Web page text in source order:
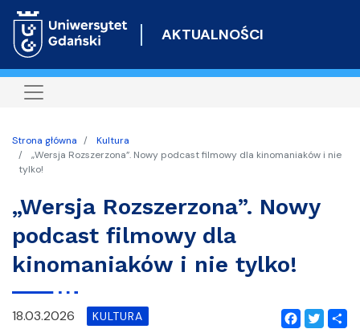
do
AKTUALNOŚCI
Strona główna
Kultura
„Wersja Rozszerzona”. Nowy podcast filmowy dla kinomaniaków i nie
tylko!
„Wersja Rozszerzona”. Nowy
podcast filmowy dla
kinomaniaków i nie tylko!
18.03.2026 KULTURA